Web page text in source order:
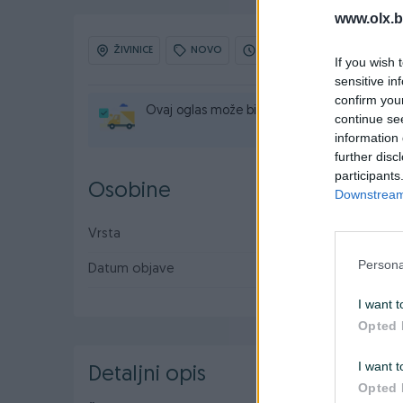
If you wish
sensitive
confirm
continue
information
further
I want
Opted
I want
Opted
ŽIVINICE NOVO
Ovaj oglas može biti na Vašim vratima u
Osobine
Vrsta
Datum objave
Detaljni opis